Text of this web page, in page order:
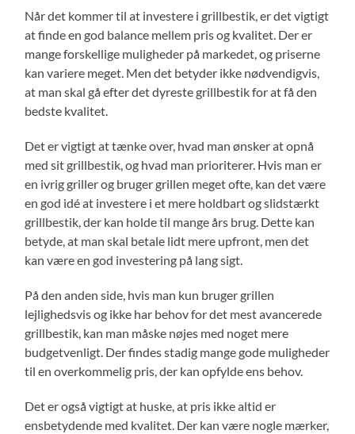
Når det kommer til at investere i grillbestik, er det vigtigt
at finde en god balance mellem pris og kvalitet. Der er
mange forskellige muligheder på markedet, og priserne
kan variere meget. Men det betyder ikke nødvendigvis,
at man skal gå efter det dyreste grillbestik for at få den
bedste kvalitet.
Det er vigtigt at tænke over, hvad man ønsker at opnå
med sit grillbestik, og hvad man prioriterer. Hvis man er
en ivrig griller og bruger grillen meget ofte, kan det være
en god idé at investere i et mere holdbart og slidstærkt
grillbestik, der kan holde til mange års brug. Dette kan
betyde, at man skal betale lidt mere upfront, men det
kan være en god investering på lang sigt.
På den anden side, hvis man kun bruger grillen
lejlighedsvis og ikke har behov for det mest avancerede
grillbestik, kan man måske nøjes med noget mere
budgetvenligt. Der findes stadig mange gode muligheder
til en overkommelig pris, der kan opfylde ens behov.
Det er også vigtigt at huske, at pris ikke altid er
ensbetydende med kvalitet. Der kan være nogle mærker,